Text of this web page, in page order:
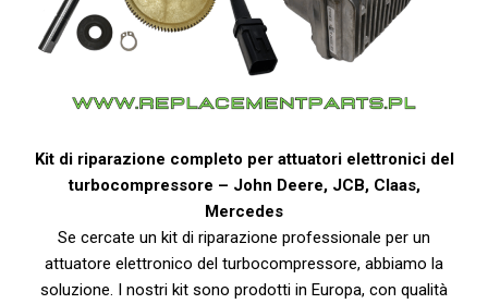
Kit di riparazione completo per attuatori elettronici del
turbocompressore – John Deere, JCB, Claas,
Mercedes
Se cercate un kit di riparazione professionale per un
attuatore elettronico del turbocompressore, abbiamo la
soluzione. I nostri kit sono prodotti in Europa, con qualità